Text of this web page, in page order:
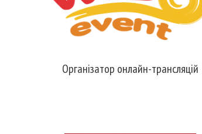
Організатор онлайн-трансляцій